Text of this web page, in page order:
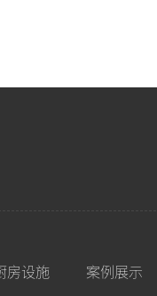
房设施 案例展示